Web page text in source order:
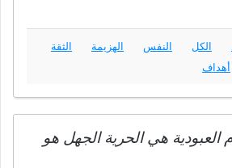
الكل النفس الهزيمة
الثقة
أهداف
هي الحرية الجهل هو